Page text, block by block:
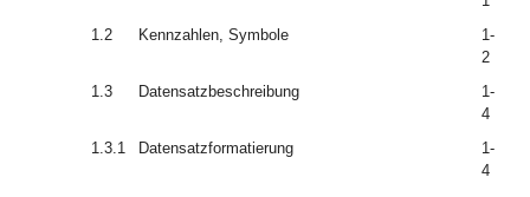
1.2
Kennzahlen, Symbole
1-
2
1.3
Datensatzbeschreibung
1-
4
1.3.1
Datensatzformatierung
1-
4